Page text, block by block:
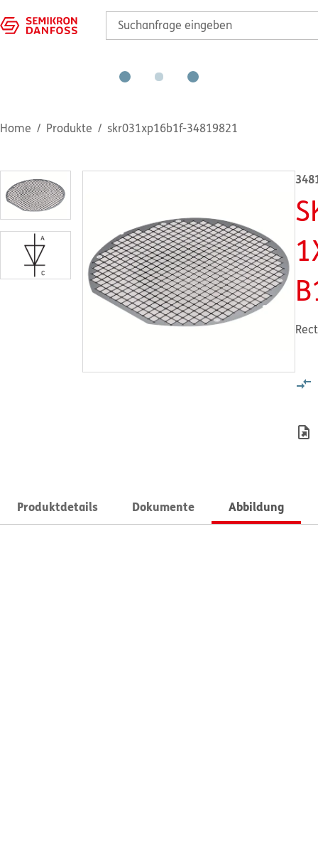
Home Produkte skr031xp16b1f-34819821
Produktdetails Dokumente Abbildung